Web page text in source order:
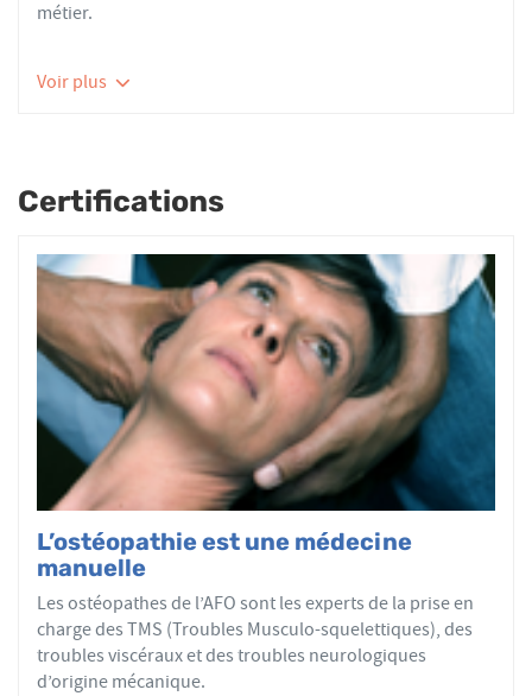
métier.
thérapeutiques conformes aux recommandations de
fonctionnels d’ordre ostéoarticulaire, viscéral ou
irréversibles.
Nourrissons, enfants, adultes ou seniors, actifs ou
sédentaires, avec des douleurs aiguës ou chroniques,
tous les patients reçoivent un traitement ostéopathique
par mobilisations ou manipulations des sphères
articulaires, viscérales ou crâniennes.
Le réseau AFO garantit une assurance qualité de la
formation et de la pratique de l’ostéopathe rationnelle.
Les adhérents de l’AFO sont agréés par le ministère de la
Santé et sont enregistrés dans l’Annuaire Santé pour
avoir le droit d'user du titre d’ostéopathe et d'exercer les
actes ostéopathiques.
Voir plus
Certifications
L’ostéopathie est une médecine
manuelle
Les ostéopathes de l’AFO sont les experts de la prise en
charge des TMS (Troubles Musculo-squelettiques), des
troubles viscéraux et des troubles neurologiques
d’origine mécanique.